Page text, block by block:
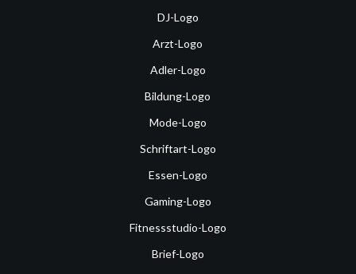
DJ-Logo
Arzt-Logo
Adler-Logo
Bildung-Logo
Mode-Logo
Schriftart-Logo
Essen-Logo
Gaming-Logo
Fitnessstudio-Logo
Brief-Logo